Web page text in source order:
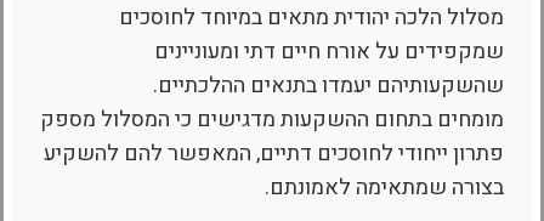
מסלול הלכה יהודית מתאים במיוחד לחוסכים
שמקפידים על אורח חיים דתי ומעוניינים
שהשקעותיהם יעמדו בתנאים ההלכתיים.
מומחים בתחום ההשקעות מדגישים כי המסלול מספק
פתרון ייחודי לחוסכים דתיים, המאפשר להם להשקיע
בצורה שמתאימה לאמונתם.